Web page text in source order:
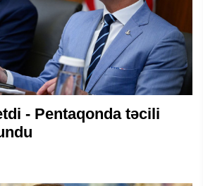
- Pentaqonda təcili